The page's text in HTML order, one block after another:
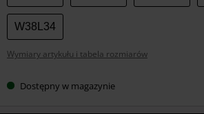
W38L34
Wymiary artykułu i tabela rozmiarów
Dostępny w magazynie